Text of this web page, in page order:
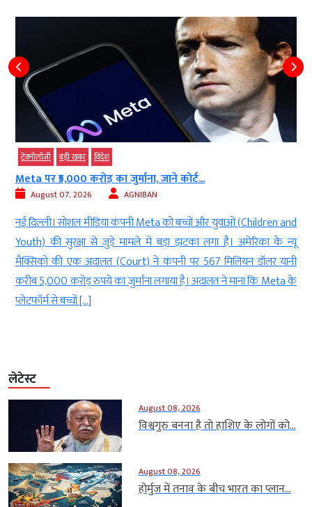
टेक्‍नोलॉजी बड़ी खबर विदेश
Meta पर ₹5,000 करोड़ का जुर्माना, जाने कोर्ट...
August 07, 2026 AGNIBAN
नई दिल्ली। सोशल मीडिया कंपनी Meta को बच्चों और युवाओं (Children and
Youth) की सुरक्षा से जुड़े मामले में बड़ा झटका लगा है। अमेरिका के न्यू
मैक्सिको की एक अदालत (Court) ने कंपनी पर 567 मिलियन डॉलर यानी
करीब 5,000 करोड़ रुपये का जुर्माना लगाया है। अदालत ने माना कि Meta के
प्लेटफॉर्म से बच्चों […]
लेटेस्ट
August 08, 2026
विश्वगुरु बनना है तो हाशिए के लोगों को...
August 08, 2026
होर्मुज में तनाव के बीच भारत का प्लान...